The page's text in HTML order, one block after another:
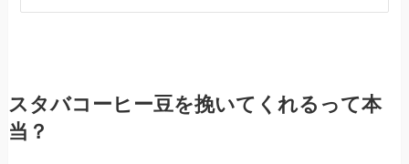
スタバコーヒー豆を挽いてくれるって本
当？